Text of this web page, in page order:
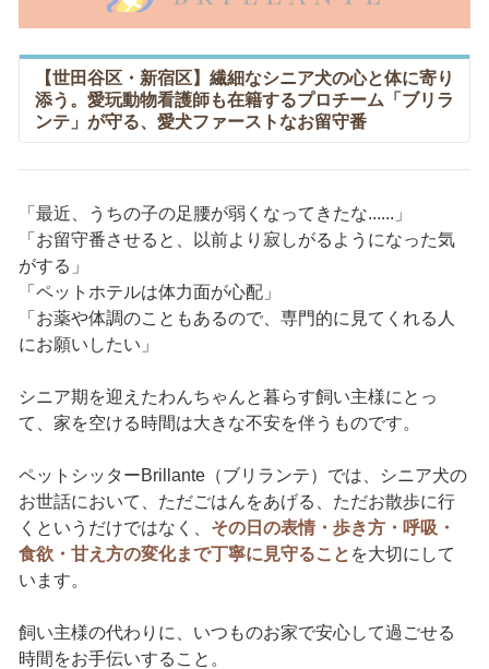
【世田谷区・新宿区】繊細なシニア犬の心と体に寄り
添う。愛玩動物看護師も在籍するプロチーム「ブリラ
ンテ」が守る、愛犬ファーストなお留守番
「最近、うちの子の足腰が弱くなってきたな......」
「お留守番させると、以前より寂しがるようになった気
がする」
「ペットホテルは体力面が心配」
「お薬や体調のこともあるので、専門的に見てくれる人
にお願いしたい」
シニア期を迎えたわんちゃんと暮らす飼い主様にとっ
て、家を空ける時間は大きな不安を伴うものです。
ペットシッターBrillante（ブリランテ）では、シニア犬の
お世話において、ただごはんをあげる、ただお散歩に行
くというだけではなく、 その日の表情・歩き方・呼吸・
食欲・甘え方の変化まで丁寧に見守ること を大切にして
います。
飼い主様の代わりに、いつものお家で安心して過ごせる
時間をお手伝いすること。